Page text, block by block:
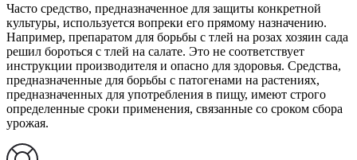
Часто средство, предназначенное для защиты конкретной
культуры, используется вопреки его прямому назначению.
Например, препаратом для борьбы с тлей на розах хозяин сада
решил бороться с тлей на салате. Это не соответствует
инструкции производителя и опасно для здоровья. Средства,
предназначенные для борьбы с патогенами на растениях,
предназначенных для употребления в пищу, имеют строго
определенные сроки применения, связанные со сроком сбора
урожая.